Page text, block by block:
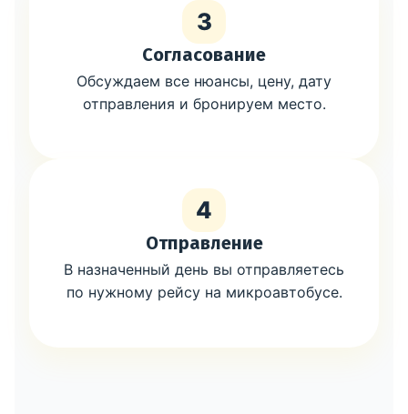
3
Согласование
Обсуждаем все нюансы, цену, дату
отправления и бронируем место.
4
Отправление
В назначенный день вы отправляетесь
по нужному рейсу на микроавтобусе.